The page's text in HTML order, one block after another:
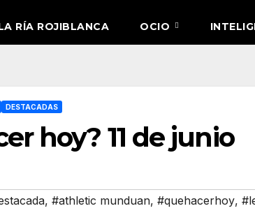
RÍA ROJIBLANCA OCIO
DESTACADAS
hoy? 11 de junio
, #athletic munduan, #quehacerhoy,